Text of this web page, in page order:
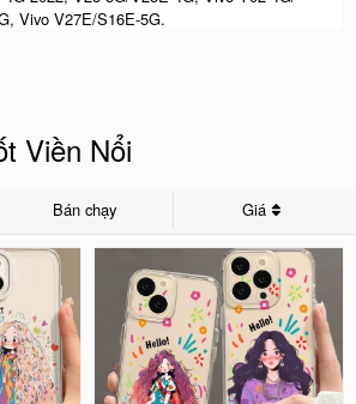
Vivo V27E/S16E-5G.
Viền Nổi
Bán chạy Giá